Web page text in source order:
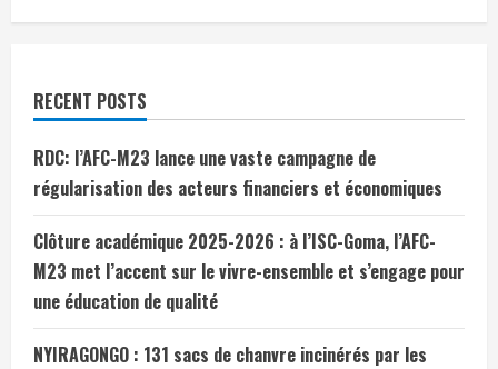
RECENT POSTS
RDC: l’AFC-M23 lance une vaste campagne de
régularisation des acteurs financiers et économiques
Clôture académique 2025-2026 : à l’ISC-Goma, l’AFC-
M23 met l’accent sur le vivre-ensemble et s’engage pour
une éducation de qualité
NYIRAGONGO : 131 sacs de chanvre incinérés par les